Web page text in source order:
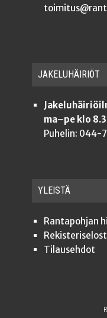
JAKE­LU­HÄI­RIÖT
ma–pe klo
Puhelin: 044-
YLEISTÄ
Ran­ta­poh­jan
Tilauseh­dot